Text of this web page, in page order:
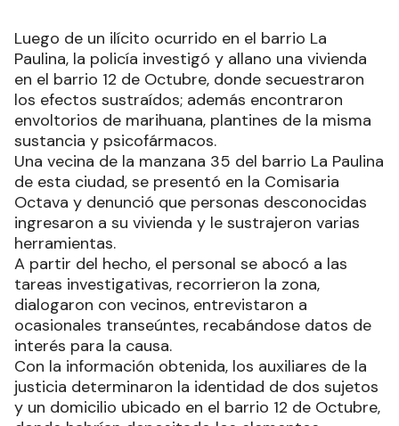
Luego de un ilícito ocurrido en el barrio La
Paulina, la policía investigó y allano una vivienda
en el barrio 12 de Octubre, donde secuestraron
los efectos sustraídos; además encontraron
envoltorios de marihuana, plantines de la misma
sustancia y psicofármacos.
Una vecina de la manzana 35 del barrio La Paulina
de esta ciudad, se presentó en la Comisaria
Octava y denunció que personas desconocidas
ingresaron a su vivienda y le sustrajeron varias
herramientas.
A partir del hecho, el personal se abocó a las
tareas investigativas, recorrieron la zona,
dialogaron con vecinos, entrevistaron a
ocasionales transeúntes, recabándose datos de
interés para la causa.
Con la información obtenida, los auxiliares de la
justicia determinaron la identidad de dos sujetos
y un domicilio ubicado en el barrio 12 de Octubre,